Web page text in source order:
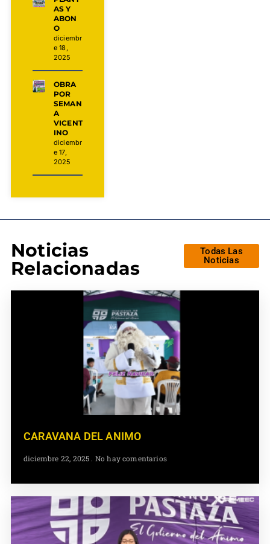
AS Y
ABON
O
diciembr
e 18,
2025
OBRA
POR
SEMAN
A
VICENT
INO
diciembr
e 17,
2025
Noticias
Relacionadas
Todas Las
Noticias
CARAVANA DEL ANIMO
diciembre 22, 2025 No hay comentarios